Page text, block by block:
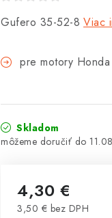
Gufero 35-52-8 Viac
pre motory
Skladom
4,30 €
3,50 € bez DPH